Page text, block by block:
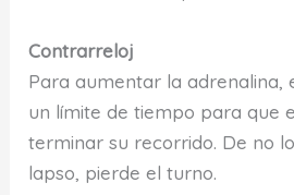
Contrarreloj
Para aumentar la adrenalina,
un límite de tiempo para que
terminar su recorrido. De no
lapso, pierde el turno.